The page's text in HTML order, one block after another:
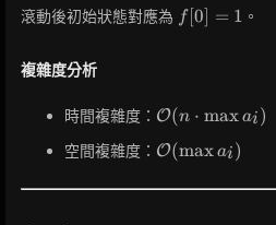
滾動後初始狀態對應為 f[0]
=
f[ 0 = 1 。
複雜度分析
時間複雜度： \mathcal{O}
(n \cdot
\max a_i)
O(n ⋅ maxai)
空間複雜度： \mathcal{O}
(\max a_i)
O(max ai)